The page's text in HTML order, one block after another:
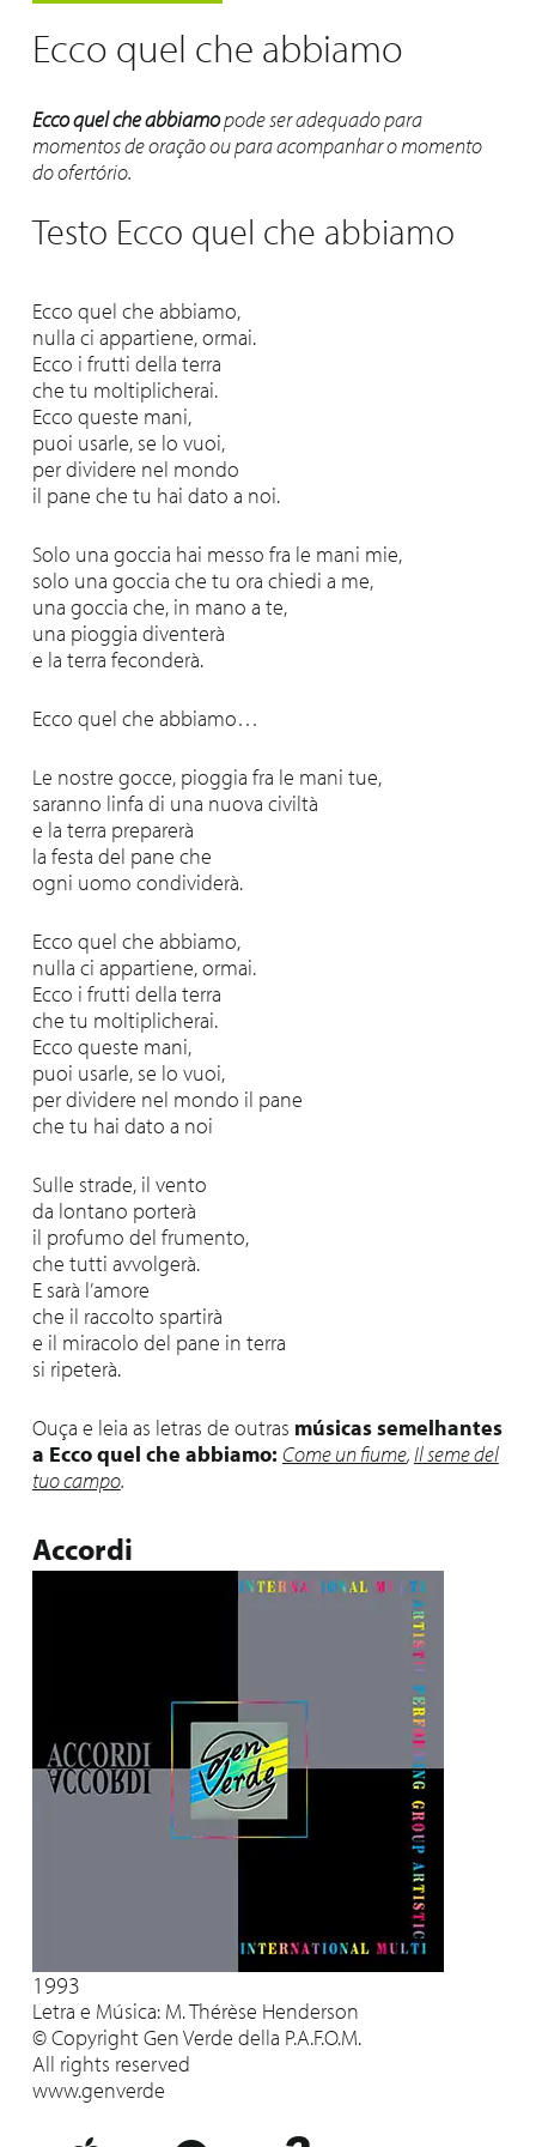
Ecco quel che abbiamo
Ecco quel che abbiamopode ser adequado para
momentos de oração ou para acompanhar o momento
do ofertório.
Testo Ecco quel che abbiamo
Ecco quel che abbiamo,
nulla ci appartiene, ormai.
Ecco i frutti della terra
che tu moltiplicherai.
Ecco queste mani,
puoi usarle, se lo vuoi,
per dividere nel mondo
il pane che tu hai dato a noi.
Solo una goccia hai messo fra le mani mie,
solo una goccia che tu ora chiedi a me,
una goccia che, in mano a te,
una pioggia diventerà
e la terra feconderà.
Ecco quel che abbiamo…
Le nostre gocce, pioggia fra le mani tue,
saranno linfa di una nuova civiltà
e la terra preparerà
la festa del pane che
ogni uomo condividerà.
Ecco quel che abbiamo,
nulla ci appartiene, ormai.
Ecco i frutti della terra
che tu moltiplicherai.
Ecco queste mani,
puoi usarle, se lo vuoi,
per dividere nel mondo il pane
che tu hai dato a noi
Sulle strade, il vento
da lontano porterà
il profumo del frumento,
che tutti avvolgerà.
E sarà l’amore
che il raccolto spartirà
e il miracolo del pane in terra
si ripeterà.
Ouça e leia as letras de outras músicas semelhantes
a Ecco quel che abbiamo: Come un fiume,Il seme del
tuo campo.
Accordi
1993
Letra e Música: M. Thérèse Henderson
© Copyright Gen Verde della P.A.F.O.M.
All rights reserved
www.genverde